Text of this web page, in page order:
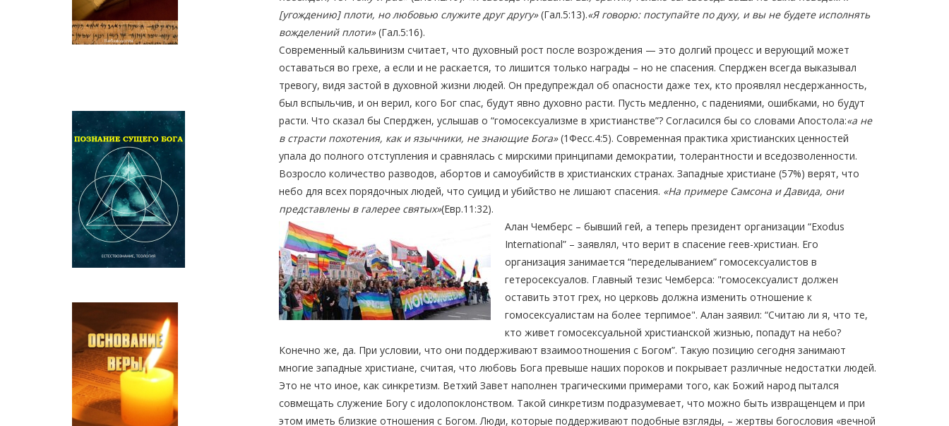
[угождению] плоти, но любовью служите друг другу»(Гал.5:13).«Я говорю: поступайте по духу, и вы не будете исполнять
вожделений плоти»(Гал.5:16).
Современный кальвинизм считает, что духовный рост после возрождения — это долгий процесс и верующий может
оставаться во грехе, а если и не раскается, то лишится только награды – но не спасения. Сперджен всегда выказывал
тревогу, видя застой в духовной жизни людей. Он предупреждал об опасности даже тех, кто проявлял несдержанность,
был вспыльчив, и он верил, кого Бог спас, будут явно духовно расти. Пусть медленно, с падениями, ошибками, но будут
расти. Что сказал бы Сперджен, услышав о “гомосексуализме в христианстве”? Согласился бы со словами Апостола:«а не
в страсти похотения, как и язычники, не знающие Бога»(1Фесс.4:5). Современная практика христианских ценностей
упала до полного отступления и сравнялась с мирскими принципами демократии, толерантности и вседозволенности.
Возросло количество разводов, абортов и самоубийств в христианских странах. Западные христиане (57%) верят, что
небо для всех порядочных людей, что суицид и убийство не лишают спасения. «На примере Самсона и Давида, они
представлены в галерее святых»(Евр.11:32).
Алан Чемберс – бывший гей, а теперь президент организации “Exodus
International” – заявлял, что верит в спасение геев-христиан. Его
организация занимается “переделыванием” гомосексуалистов в
гетеросексуалов. Главный тезис Чемберса: "гомосексуалист должен
оставить этот грех, но церковь должна изменить отношение к
гомосексуалистам на более терпимое". Алан заявил: “Считаю ли я, что те,
кто живет гомосексуальной христианской жизнью, попадут на небо?
Конечно же, да. При условии, что они поддерживают взаимоотношения с Богом”. Такую позицию сегодня занимают
многие западные христиане, считая, что любовь Бога превыше наших пороков и покрывает различные недостатки людей.
Это не что иное, как синкретизм. Ветхий Завет наполнен трагическими примерами того, как Божий народ пытался
совмещать служение Богу с идолопоклонством. Такой синкретизм подразумевает, что можно быть извращенцем и при
этом иметь близкие отношения с Богом. Люди, которые поддерживают подобные взгляды, – жертвы богословия «вечной